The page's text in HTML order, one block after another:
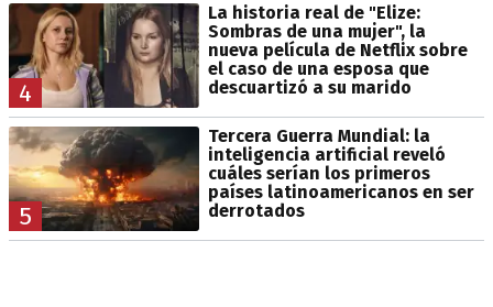
4
La historia real de "Elize:
Sombras de una mujer", la
nueva película de Netflix sobre
el caso de una esposa que
descuartizó a su marido
5
Tercera Guerra Mundial: la
inteligencia artificial reveló
cuáles serían los primeros
países latinoamericanos en ser
derrotados